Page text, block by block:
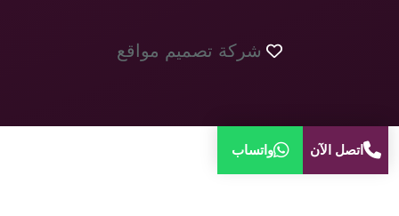
شركة تصميم مواقع
اتصل الآن واتساب